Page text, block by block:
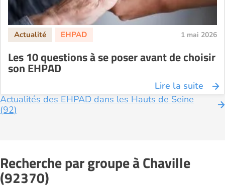
EHPAD Saint-Etienne
EHPAD Toulouse
EHPAD Tours
EHPAD Troyes
Recherche par ville
1 mai 2026
Les 10 questions à se poser avant de choisir
son EHPAD
Lire la suite
Actualités des EHPAD dans les Hauts de Seine
(92)
Recherche par groupe à Chaville
(92370)